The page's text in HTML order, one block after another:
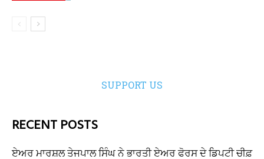
SUPPORT US
RECENT POSTS
ਏਅਰ ਮਾਰਸ਼ਲ ਤੇਜਪਾਲ ਸਿੰਘ ਨੇ ਭਾਰਤੀ ਏਅਰ ਫੋਰਸ ਦੇ ਡਿਪਟੀ ਚੀਫ਼